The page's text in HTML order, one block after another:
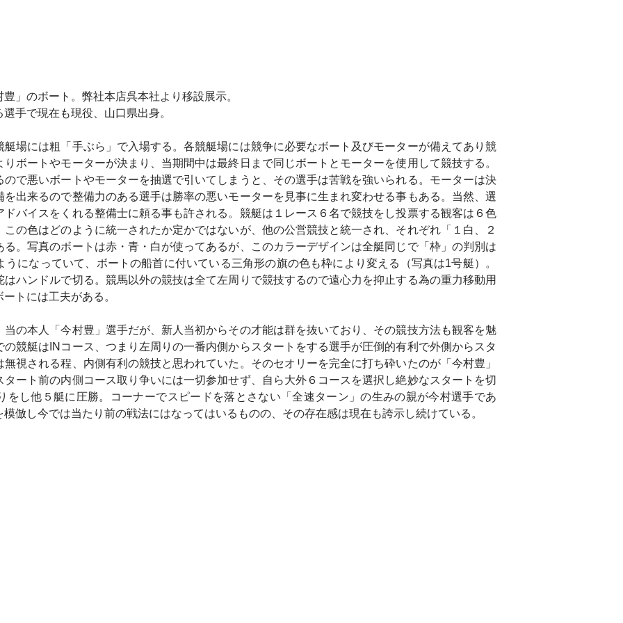
」のボート。弊社本店呉本社より移設展示。
選手で現在も現役、山口県出身。
場には粗「手ぶら」で入場する。各競艇場には競争に必要なボート及びモーターが備えてあり競
ボートやモーターが決まり、当期間中は最終日まで同じボートとモーターを使用して競技する。
で悪いボートやモーターを抽選で引いてしまうと、その選手は苦戦を強いられる。モーターは決
出来るので整備力のある選手は勝率の悪いモーターを見事に生まれ変わせる事もある。当然、選
バイスをくれる整備士に頼る事も許される。競艇は１レース６名で競技をし投票する観客は６色
の色はどのように統一されたか定かではないが、他の公営競技と統一され、それぞれ「１白、２
。写真のボートは赤・青・白が使ってあるが、このカラーデザインは全艇同じで「枠」の判別は
になっていて、ボートの船首に付いている三角形の旗の色も枠により変える（写真は1号艇）。
ハンドルで切る。競馬以外の競技は全て左周りで競技するので遠心力を抑止する為の重力移動用
トには工夫がある。
の本人「今村豊」選手だが、新人当初からその才能は群を抜いており、その競技方法も観客を魅
競艇はINコース、つまり左周りの一番内側からスタートをする選手が圧倒的有利で外側からスタ
視される程、内側有利の競技と思われていた。そのセオリーを完全に打ち砕いたのが「今村豊」
ート前の内側コース取り争いには一切参加せず、自ら大外６コースを選択し絶妙なスタートを切
をし他５艇に圧勝。コーナーでスピードを落とさない「全速ターン」の生みの親が今村選手であ
倣し今では当たり前の戦法にはなってはいるものの、その存在感は現在も誇示し続けている。